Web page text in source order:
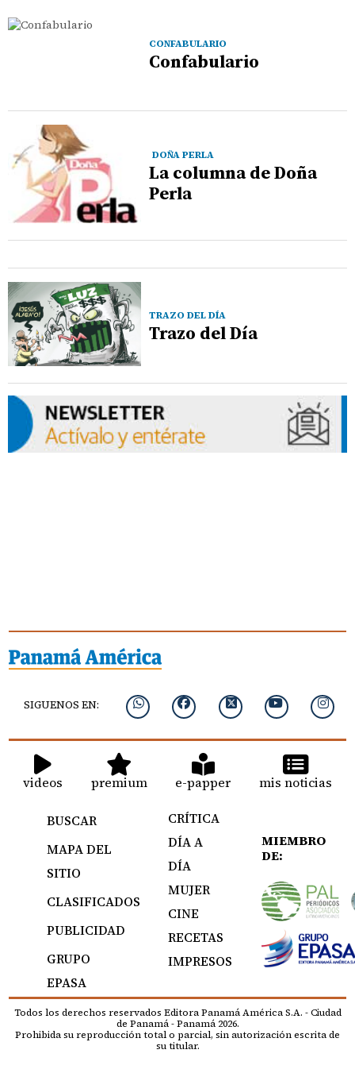
CONFABULARIO
Confabulario
DOÑA PERLA
La columna de Doña
Perla
TRAZO DEL DÍA
Trazo del Día
SIGUENOS EN:
videos premium e-papper mis noticias
BUSCAR
MAPA DEL
SITIO
CLASIFICADOS
PUBLICIDAD
GRUPO
EPASA
CRÍTICA
DÍA A
DÍA
MUJER
CINE
RECETAS
IMPRESOS
MIEMBRO
DE:
Todos los derechos reservados Editora Panamá América S.A. - Ciudad
de Panamá - Panamá 2026.
Prohibida su reproducción total o parcial, sin autorización escrita de
su titular.